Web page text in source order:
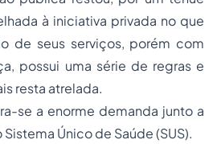
à iniciativa privada no que
de seus serviços, porém com
possui uma série de regras e
resta atrelada.
se a enorme demanda junto a
Único de Saúde (SUS).